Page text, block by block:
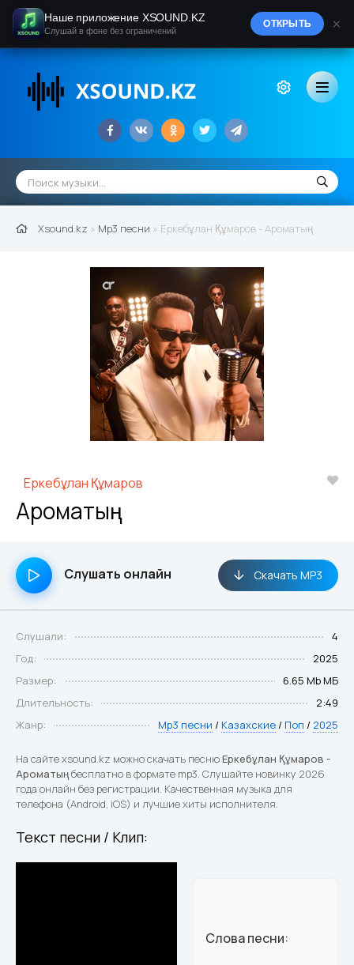
Xsound.kz » Mp3 песни » Еркебұлан Құмаров - Ароматың
Еркебұлан Құмаров
Ароматың
Слушать онлайн Скачать MP3
Слушали:
4
Год:
2025
Размер:
6.65 Mb МБ
Длительность:
2:49
Жанр:
Mp3 песни / Казахские / Поп / 2025
На сайте xsound.kz можно скачать песнюЕркебұлан Құмаров -
Ароматыңбесплатно в формате mp3. Слушайте новинку 2026
года онлайн без регистрации. Качественная музыка для
телефона (Android, iOS) и лучшие хиты исполнителя.
Текст песни / Клип:
Слова песни:
Наше приложение XSOUND.KZ
Слушай в фоне без ограничений
ОТКРЫТЬ ×